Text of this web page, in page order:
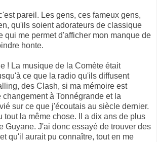
pareil. Les gens, ces fameux gens,
qu'ils soient adorateurs de classique
qui me permet d'afficher mon manque de
honte.
! La musique de la Comète était
ce que la radio qu'ils diffusent
des Clash, si ma mémoire est
changement à Tonnégrande et la
sur ce que j'écoutais au siècle dernier.
tout la même chose. Il a dix ans de plus
Guyane. J'ai donc essayé de trouver des
qu'il aurait pu connaître, tout en me